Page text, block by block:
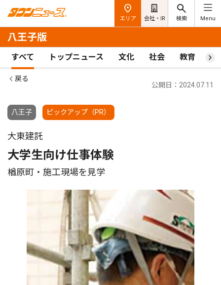
エリア 会社・IR 検索 Menu
八王子版
すべて トップニュース 文化 社会 教育 ス
戻る
八王子 ピックアップ（PR）
公開日：2024.07.11
大東建託
大学生向け仕事体験
楢原町・施工現場を見学